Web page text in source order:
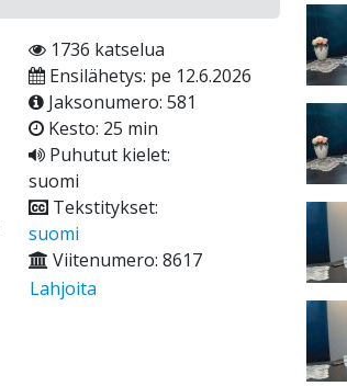
1736 katselua
Ensilähetys: pe 12.6.2026
Jaksonumero: 581
Kesto: 25 min
Puhutut kielet:
suomi
Tekstitykset:
suomi
Viitenumero: 8617
Lahjoita